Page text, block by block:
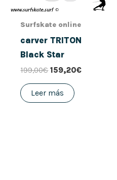
Surfskate online
carver TRITON
Black Star
199,00€ 159,20€
Leer más